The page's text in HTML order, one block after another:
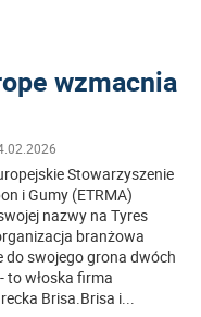
wzmacnia
Stowarzyszenie
i Gumy (ETRMA)
nazwy na Tyres
branżowa
do swojego grona dwóch
to włoska firma
Brisa.Brisa i...